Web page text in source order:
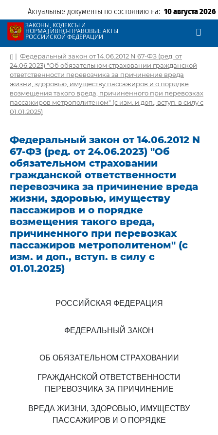
Актуальные документы по состоянию на: 10 августа 2026
ЗАКОНЫ, КОДЕКСЫ И
НОРМАТИВНО-ПРАВОВЫЕ АКТЫ
РОССИЙСКОЙ ФЕДЕРАЦИИ
| Федеральный закон от 14.06.2012 N 67-ФЗ (ред. от
24.06.2023) "Об обязательном страховании гражданской
ответственности перевозчика за причинение вреда
жизни, здоровью, имуществу пассажиров и о порядке
возмещения такого вреда, причиненного при перевозках
пассажиров метрополитеном" (с изм. и доп., вступ. в силу с
01.01.2025)
Федеральный закон от 14.06.2012 N
67-ФЗ (ред. от 24.06.2023) "Об
обязательном страховании
гражданской ответственности
перевозчика за причинение вреда
жизни, здоровью, имуществу
пассажиров и о порядке
возмещения такого вреда,
причиненного при перевозках
пассажиров метрополитеном" (с
изм. и доп., вступ. в силу с
01.01.2025)
РОССИЙСКАЯ ФЕДЕРАЦИЯ
ФЕДЕРАЛЬНЫЙ ЗАКОН
ОБ ОБЯЗАТЕЛЬНОМ СТРАХОВАНИИ
ГРАЖДАНСКОЙ ОТВЕТСТВЕННОСТИ
ПЕРЕВОЗЧИКА ЗА ПРИЧИНЕНИЕ
ВРЕДА ЖИЗНИ, ЗДОРОВЬЮ, ИМУЩЕСТВУ
ПАССАЖИРОВ И О ПОРЯДКЕ